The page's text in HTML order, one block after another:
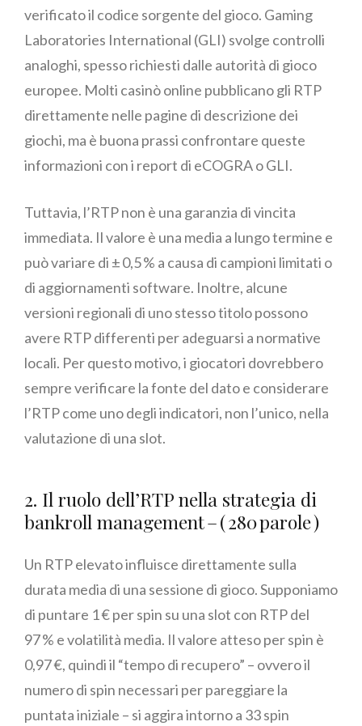
verificato il codice sorgente del gioco. Gaming
Laboratories International (GLI) svolge controlli
analoghi, spesso richiesti dalle autorità di gioco
europee. Molti casinò online pubblicano gli RTP
direttamente nelle pagine di descrizione dei
giochi, ma è buona prassi confrontare queste
informazioni con i report di eCOGRA o GLI.
Tuttavia, l’RTP non è una garanzia di vincita
immediata. Il valore è una media a lungo termine e
può variare di ± 0,5 % a causa di campioni limitati o
di aggiornamenti software. Inoltre, alcune
versioni regionali di uno stesso titolo possono
avere RTP differenti per adeguarsi a normative
locali. Per questo motivo, i giocatori dovrebbero
sempre verificare la fonte del dato e considerare
l’RTP come uno degli indicatori, non l’unico, nella
valutazione di una slot.
2. Il ruolo dell’RTP nella strategia di
bankroll management – ( 280 parole )
Un RTP elevato influisce direttamente sulla
durata media di una sessione di gioco. Supponiamo
di puntare 1 € per spin su una slot con RTP del
97 % e volatilità media. Il valore atteso per spin è
0,97 €, quindi il “tempo di recupero” – ovvero il
numero di spin necessari per pareggiare la
puntata iniziale – si aggira intorno a 33 spin